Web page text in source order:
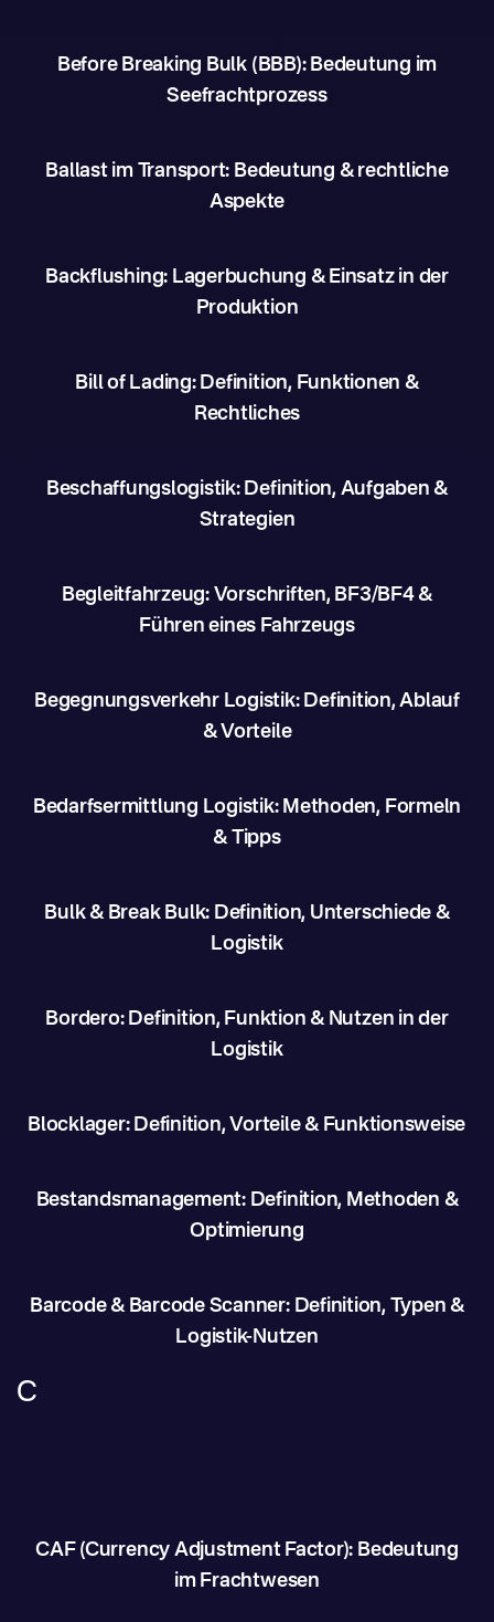
Before Breaking Bulk (BBB): Bedeutung im
Seefrachtprozess
Ballast im Transport: Bedeutung & rechtliche
Aspekte
Backflushing: Lagerbuchung & Einsatz in der
Produktion
Bill of Lading: Definition, Funktionen &
Rechtliches
Beschaffungslogistik: Definition, Aufgaben &
Strategien
Begleitfahrzeug: Vorschriften, BF3/BF4 &
Führen eines Fahrzeugs
Begegnungsverkehr Logistik: Definition, Ablauf
& Vorteile
Bedarfsermittlung Logistik: Methoden, Formeln
& Tipps
Bulk & Break Bulk: Definition, Unterschiede &
Logistik
Bordero: Definition, Funktion & Nutzen in der
Logistik
Blocklager: Definition, Vorteile & Funktionsweise
Bestandsmanagement: Definition, Methoden &
Optimierung
Barcode & Barcode Scanner: Definition, Typen &
Logistik-Nutzen
C
CAF (Currency Adjustment Factor): Bedeutung
im Frachtwesen